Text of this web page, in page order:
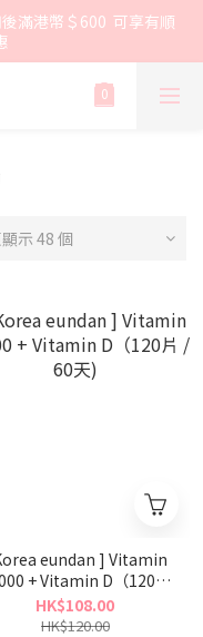
滿港幣＄600  可享有順
示 48 個
eundan ] Vitamin
D（120片
/ 60天)
HK$108.00
HK$120.00